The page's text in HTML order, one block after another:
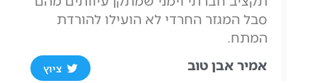
סבל המגזר החרדי לא הועילו להורדת
המתח.
אמיר אבן טוב
ציוץ